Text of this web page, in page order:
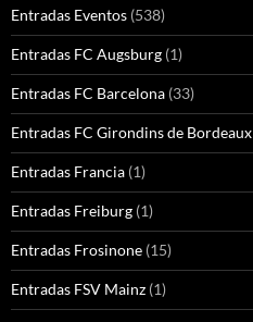
Entradas Eventos (538)
Entradas FC Augsburg (1)
Entradas FC Barcelona (33)
Entradas FC Girondins de Bordeaux
Entradas Francia (1)
Entradas Freiburg (1)
Entradas Frosinone (15)
Entradas FSV Mainz (1)